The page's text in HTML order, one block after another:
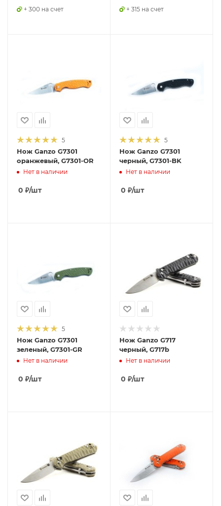
+ 300 на счет + 315 на счет
5
Нож Ganzo G7301
оранжевый, G7301-OR
Нет в наличии
0 ₽/шт
5
Нож Ganzo G7301
черный, G7301-BK
Нет в наличии
0 ₽/шт
5
Нож Ganzo G7301
зеленый, G7301-GR
Нет в наличии
0 ₽/шт
Нож Ganzo G717
черный, G717b
Нет в наличии
0 ₽/шт